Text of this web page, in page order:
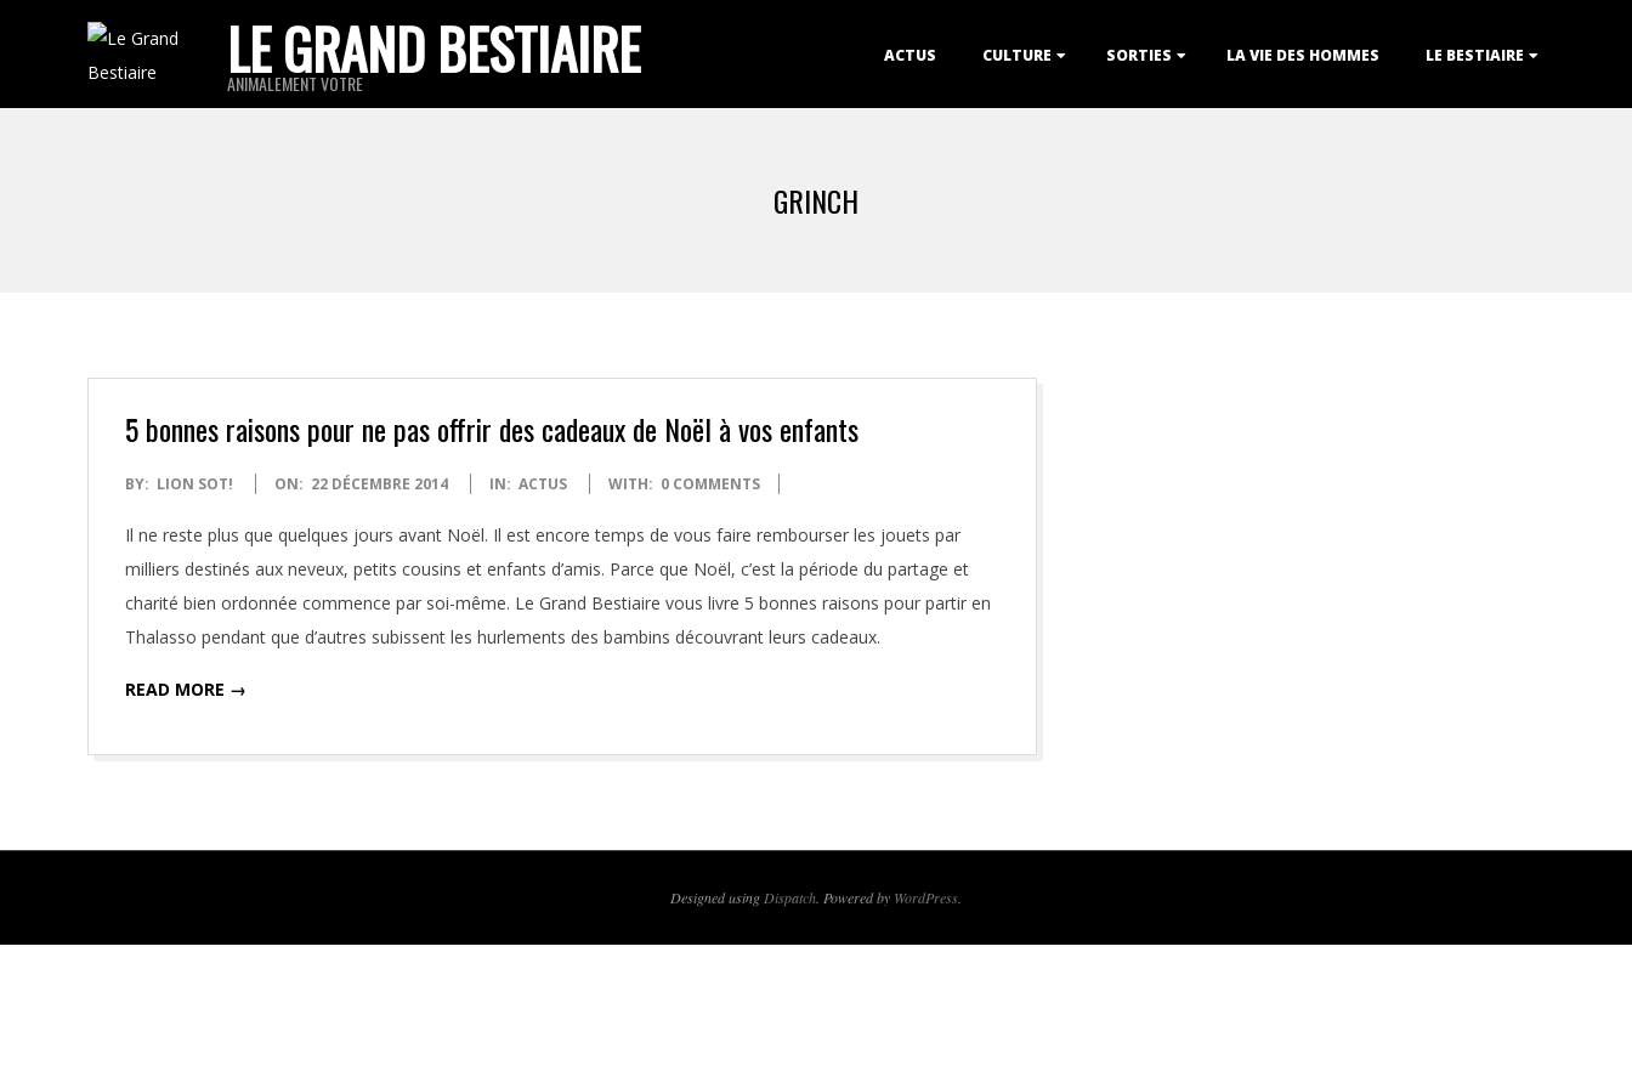
LE GRAND BESTIAIRE
ANIMALEMENT VOTRE
Menu
ACTUS CULTURE SORTIES LA VIE DES HOMMES LE BESTIAIRE
GRINCH
5 bonnes raisons pour ne pas offrir des cadeaux de Noël à vos enfants
2014-
22
BY: LION SOT! ON: 22 DÉCEMBRE 2014 IN: ACTUS WITH: 0 COMMENTS
Il ne reste plus que quelques jours avant Noël. Il est encore temps de vous faire rembourser les jouets par
milliers destinés aux neveux, petits cousins et enfants d’amis. Parce que Noël, c’est la période du partage et
charité bien ordonnée commence par soi-même. Le Grand Bestiaire vous livre 5 bonnes raisons pour partir en
Thalasso pendant que d’autres subissent les hurlements des bambins découvrant leurs cadeaux.
READ MORE →
Designed using Dispatch . Powered by WordPress